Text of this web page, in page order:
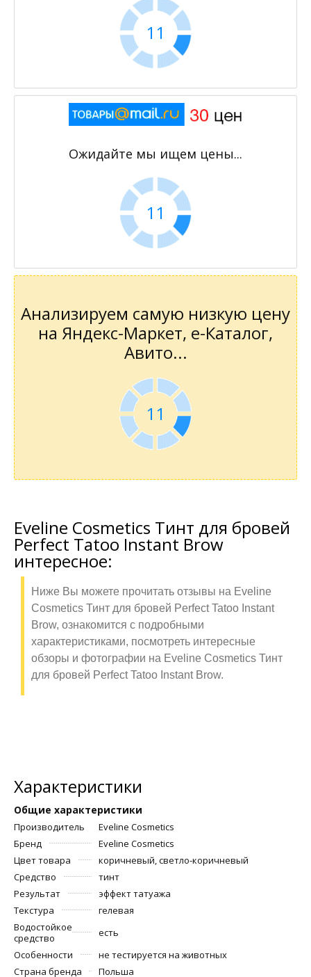
10
Ожидайте мы ищем цены...
10
Анализируем самую низкую цену
на Яндекс-Маркет, е-Каталог,
Авито...
10
Eveline Cosmetics Тинт для бровей
Perfect Tatoo Instant Brow
интересное:
Ниже Вы можете прочитать отзывы на Eveline
Cosmetics Тинт для бровей Perfect Tatoo Instant
Brow, ознакомится с подробными
характеристиками, посмотреть интересные
обзоры и фотографии на Eveline Cosmetics Тинт
для бровей Perfect Tatoo Instant Brow.
Характеристики
Общие характеристики
Производитель
Eveline Cosmetics
Бренд
Eveline Cosmetics
Цвет товара
коричневый, светло-коричневый
Средство
тинт
Результат
эффект татуажа
Текстура
гелевая
Водостойкое
средство
есть
Особенности
не тестируется на животных
Страна бренда
Польша